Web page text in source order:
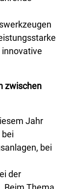
zwischen
Jahr
bei
der